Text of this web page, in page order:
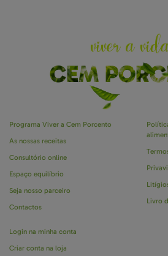
viver a
CEM
Programa Viver a Cem Porcento
As nossas receitas
Consultório online
Espaço equilíbrio
Seja nosso parceiro
Contactos
Livro
Login na minha conta
Criar conta na loja